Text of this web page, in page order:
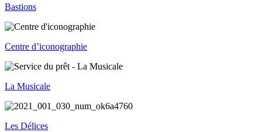
Bastions
Centre d’iconographie
La Musicale
Les Délices